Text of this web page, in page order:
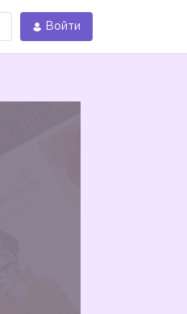
Войти